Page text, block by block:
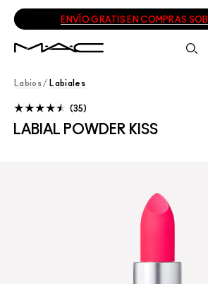
ENVÍO GRATIS EN COMPRAS
Labios/ Labiales
LABIAL POWDER KISS
35